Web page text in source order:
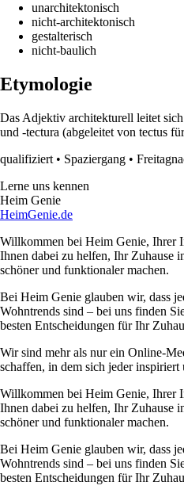
unarchitektonisch
nicht-architektonisch
gestalterisch
nicht-baulich
Etymologie
Das Adjektiv architekturell leitet
und -tectura (abgeleitet von tectus
qualifiziert • Spaziergang •
Lerne uns kennen
Heim Genie
HeimGenie.de
Willkommen bei Heim Genie, Ihrer
Ihnen dabei zu helfen, Ihr Zuhause
schöner und funktionaler machen.
Bei Heim Genie glauben wir, dass
Wohntrends sind – bei uns finden
besten Entscheidungen für Ihr
Wir sind mehr als nur ein Online-
schaffen, in dem sich jeder
Willkommen bei Heim Genie, Ihrer
Ihnen dabei zu helfen, Ihr Zuhause
schöner und funktionaler machen.
Bei Heim Genie glauben wir, dass
Wohntrends sind – bei uns finden
besten Entscheidungen für Ihr